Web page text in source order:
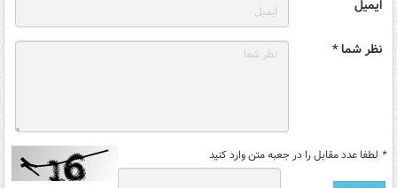
ایمیل
نظر شما *
* لطفا عدد مقابل را در جعبه متن وارد کنید